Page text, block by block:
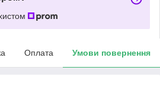
Оплата Умови повернення